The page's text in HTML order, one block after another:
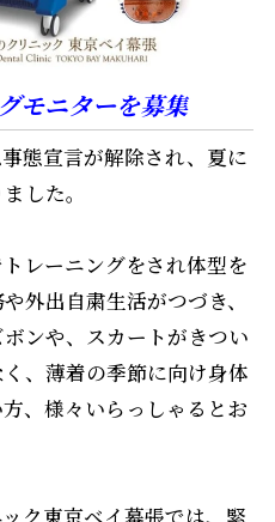
モニターを募集
態宣言が解除され、夏に
した。
レーニングをされ体型を
外出自粛生活がつづき、
ンや、スカートがきつい
、薄着の季節に向け身体
、様々いらっしゃるとお
ク東京ベイ幕張では、緊